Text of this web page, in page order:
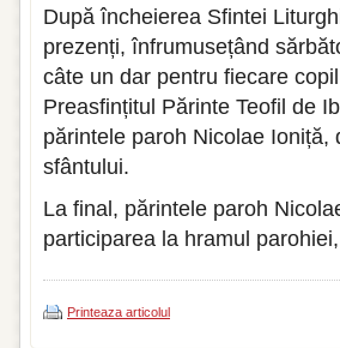
După încheierea Sfintei
prezenți, înfrumusețând
câte un dar pentru fiecare
Preasfințitul Părinte Teofil de
părintele paroh Nicolae
sfântului.
La final, părintele paroh
participarea la hramul
Printeaza articolul